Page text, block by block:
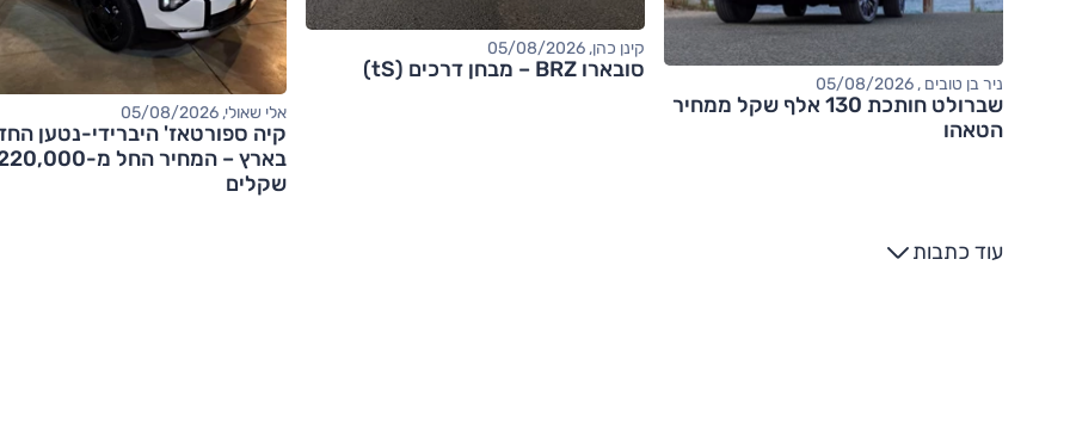
ניר בן טובים , 05/08/2026
שברולט חותכת 130 אלף שקל ממחיר
הטאהו
קינן כהן, 05/08/2026
סובארו BRZ – מבחן דרכים (tS)
אלי שאולי, 05/08/2026
קיה ספורטאז' היברידי-נטען
בארץ – המחיר החל מ-
שקלים
עוד כתבות